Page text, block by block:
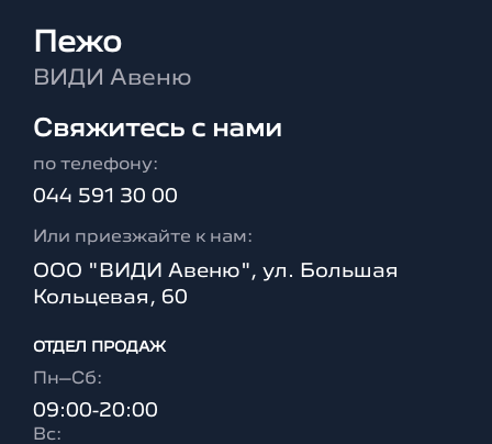
Пежо
ВИДИ Авеню
Свяжитесь с нами
по телефону:
044 591 30 00
Или приезжайте к нам:
ООО "ВИДИ Авеню", ул. Большая
Кольцевая, 60
ОТДЕЛ ПРОДАЖ
Пн–Сб:
09:00-20:00
Вc: